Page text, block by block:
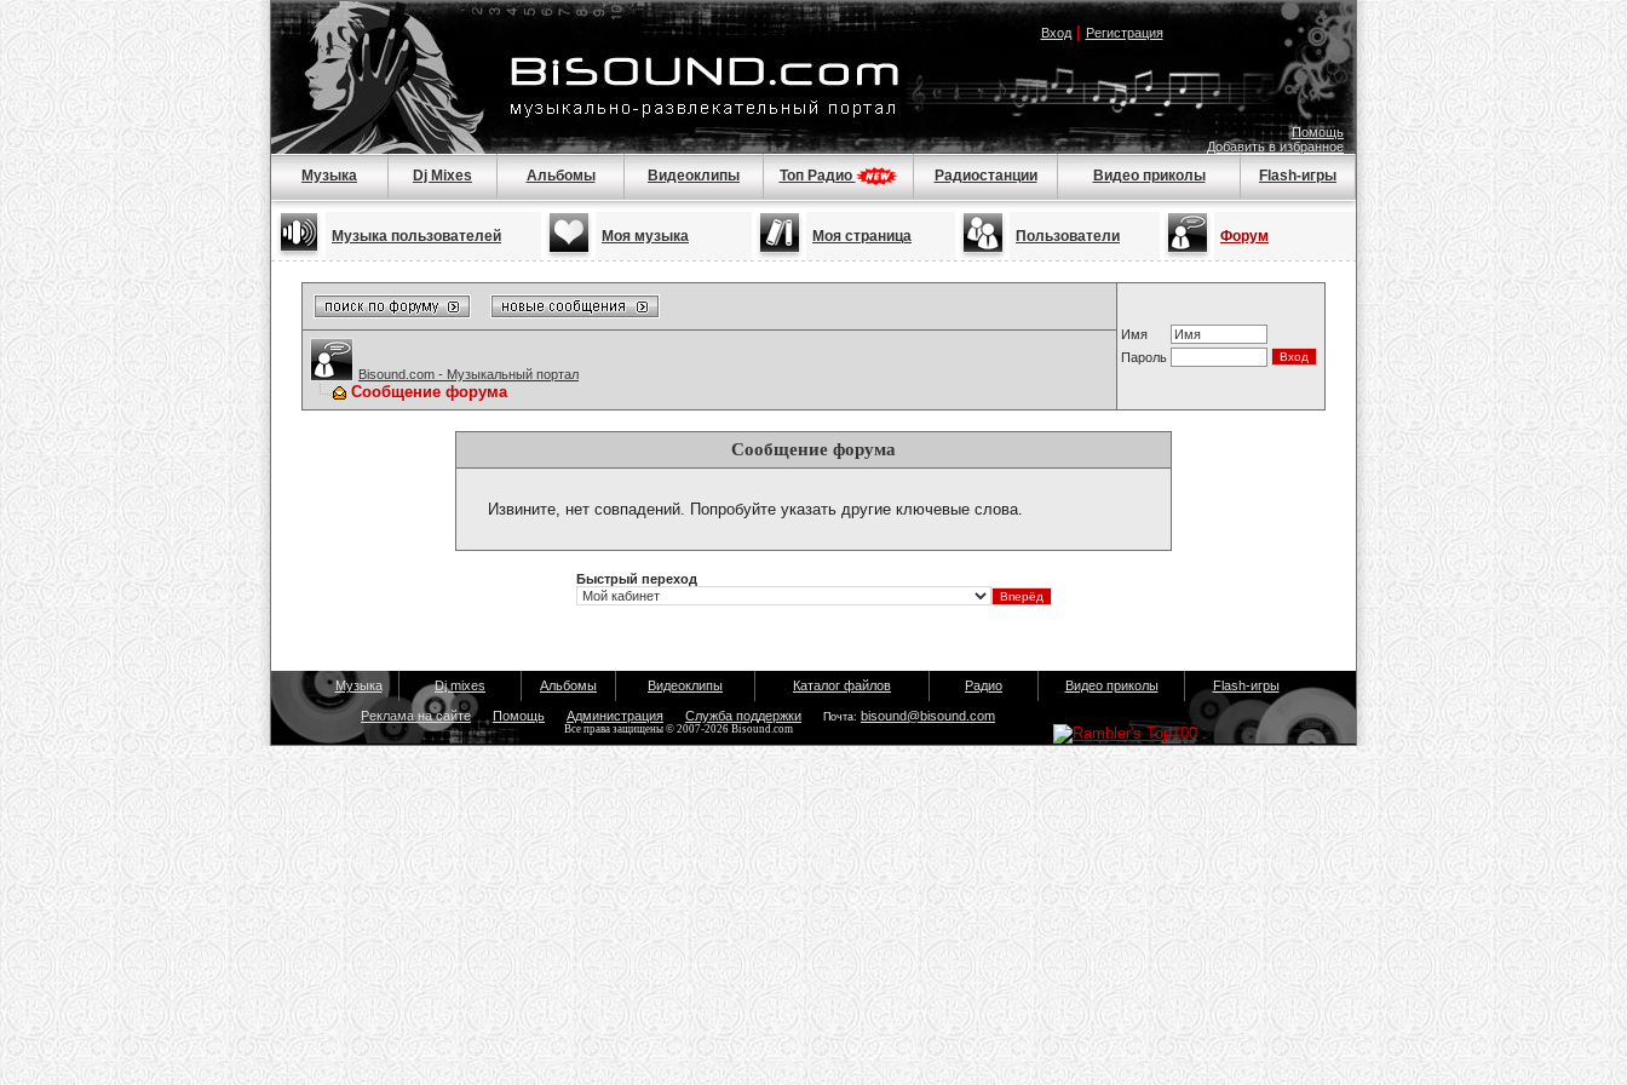
Вход| Регистрация
Помощь
Добавить в избранное
Музыка Dj Mixes Альбомы Видеоклипы Топ Радио Радиостанции Видео приколы Flash-игры
Музыка пользователей Моя музыка Моя страница Пользователи Форум
Имя
Пароль
Bisound.com - Музыкальный портал
Сообщение форума
Сообщение форума
Извините, нет совпадений. Попробуйте указать другие ключевые слова.
Быстрый переход
Музыка Dj mixes Альбомы Видеоклипы Каталог файлов Радио Видео приколы Flash-игры
Реклама на сайте Помощь Администрация Служба поддержки Почта: bisound@bisound.com
Все права защищены © 2007-2026 Bisound.com